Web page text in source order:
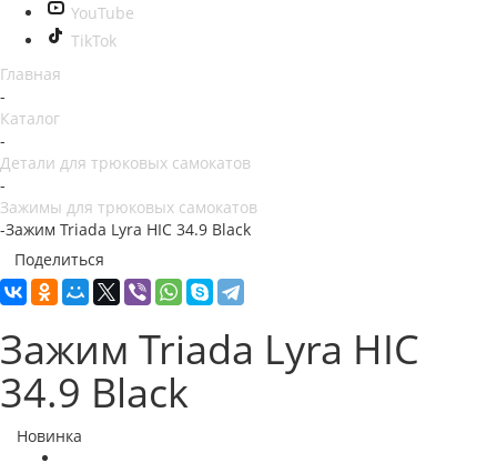
YouTube
TikTok
Главная
-
Каталог
-
Детали для трюковых самокатов
-
Зажимы для трюковых самокатов
-Зажим Triada Lyra HIC 34.9 Black
Поделиться
Зажим Triada Lyra HIC
34.9 Black
Новинка